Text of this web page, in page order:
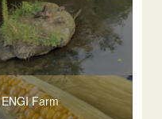
ENGI Farm